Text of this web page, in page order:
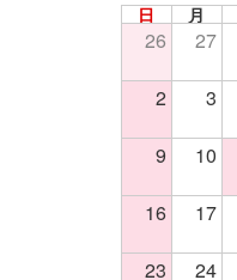
日 月
26 27
2 3
9 10
16 17
23 24